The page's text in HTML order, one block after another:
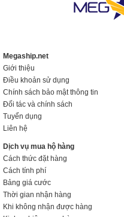
Megaship.net
Giới thiệu
Điều khoản sử dụng
Chính sách bảo mật thông tin
Đối tác và chính sách
Tuyển dụng
Liên hệ
Dịch vụ mua hộ hàng
Cách thức đặt hàng
Cách tính phí
Bảng giá cước
Thời gian nhận hàng
Khi không nhận được hàng